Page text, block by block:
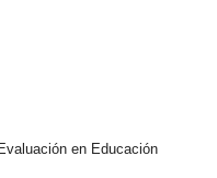
en Educación